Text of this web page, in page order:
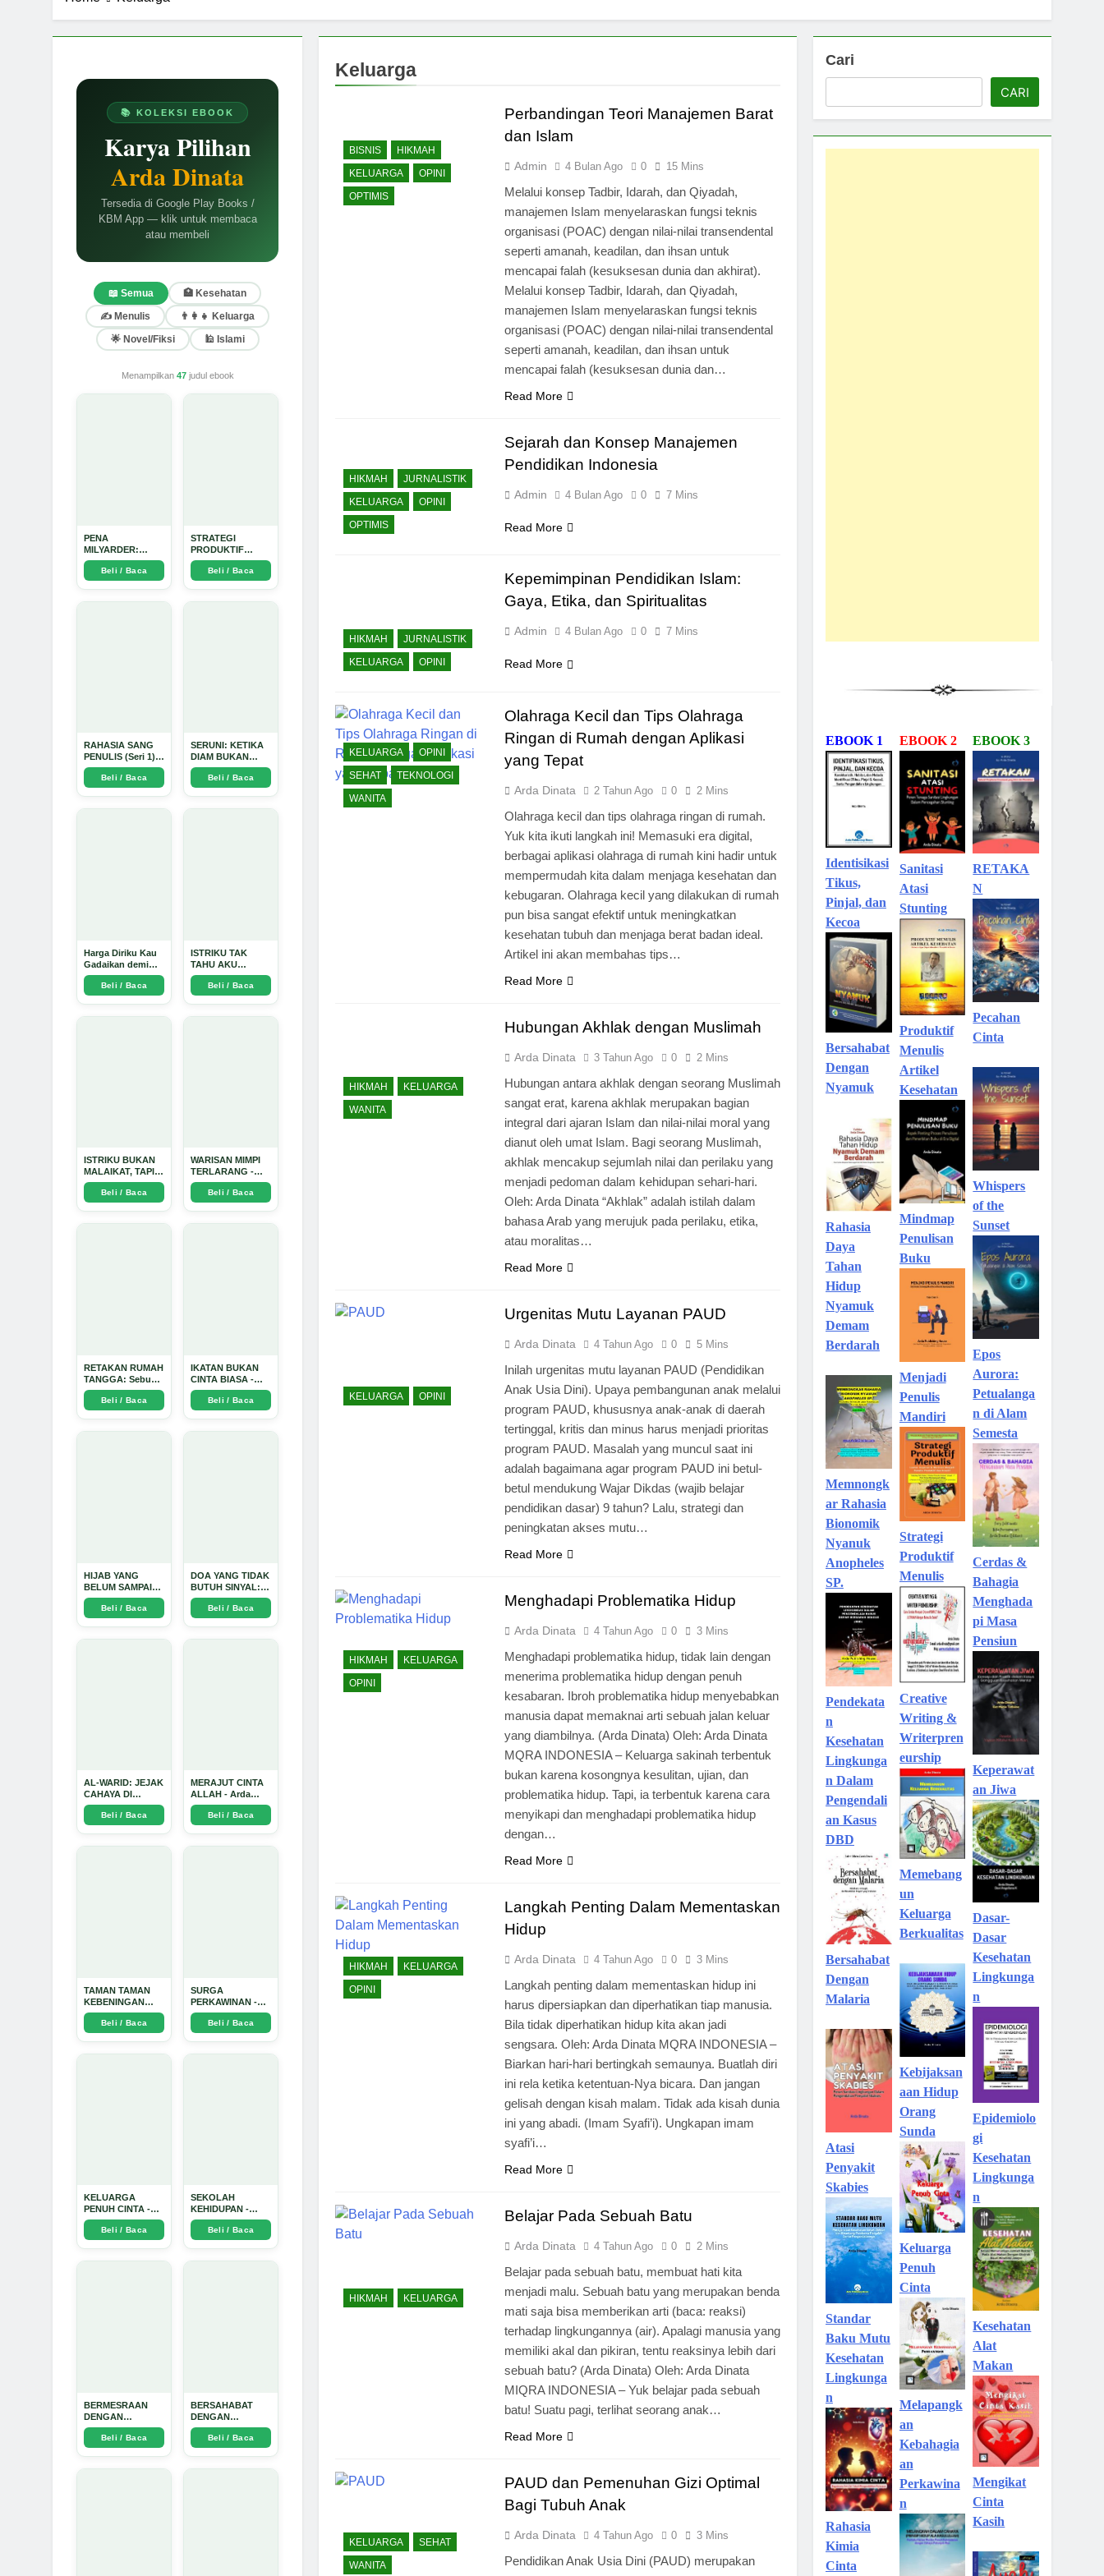
📚 KOLEKSI EBOOK
Karya Pilihan
Arda Dinata
Tersedia di Google Play Books /
KBM App — klik untuk membaca
atau membeli
📖 Semua
🏥 Kesehatan
✍️ Menulis
👨‍👩‍👧 Keluarga
🌟 Novel/Fiksi
🕌 Islami
Menampilkan 47judul ebook
PENA
MILYARDER:
Kisah, Rahasia
Sukses, dan
Panduan Menjadi
Beli / Baca
STRATEGI
PRODUKTIF
MENULIS UPDATE
- Arda Dinata
Beli / Baca
RAHASIA SANG
PENULIS (Seri 1) -
Arda Dinata
Beli / Baca
SERUNI: KETIKA
DIAM BUKAN
LAGI PILIHAN -
Arda Dinata
Beli / Baca
Harga Diriku Kau
Gadaikan demi
Perempuan Itu -
Arda Dinata
Beli / Baca
ISTRIKU TAK
TAHU AKU
PENGUSAHA
EMAS - Arda
Dinata
Beli / Baca
ISTRIKU BUKAN
MALAIKAT, TAPI
AKU JUGA TIDAK
SUCI - Arda Dinata
Beli / Baca
WARISAN MIMPI
TERLARANG -
Arda Dinata
Beli / Baca
RETAKAN RUMAH
TANGGA: Sebuah
Perjalanan
Emosional yang
Intim dan
Beli / Baca
IKATAN BUKAN
CINTA BIASA -
Arda Dinata
Beli / Baca
HIJAB YANG
BELUM SAMPAI
KE HATI: Ketika
Cinta Seorang
Ustadz Menjadi
Beli / Baca
DOA YANG TIDAK
BUTUH SINYAL:
Kisah Tiga Jiwa
yang Tersesat di
Era AI dan
Beli / Baca
AL-WARID: JEJAK
CAHAYA DI
ANTARA DUA
ZAMAN - Arda
Dinata
Beli / Baca
MERAJUT CINTA
ALLAH - Arda
Dinata
Beli / Baca
TAMAN TAMAN
KEBENINGAN
HATI - Arda Dinata
Beli / Baca
SURGA
PERKAWINAN -
Arda Dinata
Beli / Baca
KELUARGA
PENUH CINTA -
Arda Dinata
Beli / Baca
SEKOLAH
KEHIDUPAN -
Arda Dinata
Beli / Baca
BERMESRAAN
DENGAN
KEBAIKAN - Arda
DinataBeli / Baca
BERSAHABAT
DENGAN
NYAMUK: Jurus
Jitu Atasi Penyakit
Bersumber
Beli / Baca
Keluarga
BISNIS
HIKMAH
KELUARGA
OPINI
OPTIMIS
Perbandingan Teori Manajemen Barat
dan Islam
Admin 4 Bulan Ago 0 15 Mins
Melalui konsep Tadbir, Idarah, dan Qiyadah,
manajemen Islam menyelaraskan fungsi teknis
organisasi (POAC) dengan nilai-nilai transendental
seperti amanah, keadilan, dan ihsan untuk
mencapai falah (kesuksesan dunia dan akhirat).
Melalui konsep Tadbir, Idarah, dan Qiyadah,
manajemen Islam menyelaraskan fungsi teknis
organisasi (POAC) dengan nilai-nilai transendental
seperti amanah, keadilan, dan ihsan untuk
mencapai falah (kesuksesan dunia dan…
Read More
HIKMAH
JURNALISTIK
KELUARGA
OPINI
OPTIMIS
Sejarah dan Konsep Manajemen
Pendidikan Indonesia
Admin 4 Bulan Ago 0 7 Mins
Read More
HIKMAH
JURNALISTIK
KELUARGA
OPINI
Kepemimpinan Pendidikan Islam:
Gaya, Etika, dan Spiritualitas
Admin 4 Bulan Ago 0 7 Mins
Read More
KELUARGA
OPINI
SEHAT
TEKNOLOGI
WANITA
Olahraga Kecil dan Tips Olahraga
Ringan di Rumah dengan Aplikasi
yang Tepat
Arda Dinata 2 Tahun Ago 0 2 Mins
Olahraga kecil dan tips olahraga ringan di rumah.
Yuk kita ikuti langkah ini! Memasuki era digital,
berbagai aplikasi olahraga di rumah kini hadir untuk
mempermudah kita dalam menjaga kesehatan dan
kebugaran. Olahraga kecil yang dilakukan di rumah
pun bisa sangat efektif untuk meningkatkan
kesehatan tubuh dan menjaga berat badan ideal.
Artikel ini akan membahas tips…
Read More
HIKMAH
KELUARGA
WANITA
Hubungan Akhlak dengan Muslimah
Arda Dinata 3 Tahun Ago 0 2 Mins
Hubungan antara akhlak dengan seorang Muslimah
sangat erat, karena akhlak merupakan bagian
integral dari ajaran Islam dan nilai-nilai moral yang
dianut oleh umat Islam. Bagi seorang Muslimah,
akhlak mencakup sejumlah nilai dan perilaku yang
menjadi pedoman dalam kehidupan sehari-hari.
Oleh: Arda Dinata “Akhlak” adalah istilah dalam
bahasa Arab yang merujuk pada perilaku, etika,
atau moralitas…
Read More
KELUARGA OPINI
Urgenitas Mutu Layanan PAUD
Arda Dinata 4 Tahun Ago 0 5 Mins
Inilah urgenitas mutu layanan PAUD (Pendidikan
Anak Usia Dini). Upaya pembangunan anak melalui
program PAUD, khususnya anak-anak di daerah
tertinggal, kritis dan minus harus menjadi prioritas
program PAUD. Masalah yang muncul saat ini
adalah bagaimana agar program PAUD ini betul-
betul mendukung Wajar Dikdas (wajib belajar
pendidikan dasar) 9 tahun? Lalu, strategi dan
peningkatan akses mutu…
Read More
HIKMAH
KELUARGA
OPINI
Menghadapi Problematika Hidup
Arda Dinata 4 Tahun Ago 0 3 Mins
Menghadapi problematika hidup, tidak lain dengan
menerima problematika hidup dengan penuh
kesabaran. Ibroh problematika hidup menyebabkan
manusia dapat memaknai arti sebuah jalan keluar
yang diambilnya. (Arda Dinata) Oleh: Arda Dinata
MQRA INDONESIA – Keluarga sakinah terbentuk
bukan karena kosongnya kesulitan, ujian, dan
problematika hidup. Tapi, ia terbentuk karena cara
menyikapi dan menghadapi problematika hidup
dengan…
Read More
HIKMAH
KELUARGA
OPINI
Langkah Penting Dalam Mementaskan
Hidup
Arda Dinata 4 Tahun Ago 0 3 Mins
Langkah penting dalam mementaskan hidup ini
harus dipersiapkan dan diperhatikan tiap manusia.
Bila tidak diperhatikan hidup kita akan jadi
sengsara. Oleh: Arda Dinata MQRA INDONESIA –
Biarkan hari-hari bertingkah semaunya. Buatlah diri
ini rela ketika ketentuan-Nya bicara. Dan jangan
gelisah dengan kisah malam. Tidak ada kisah dunia
ini yang abadi. (Imam Syafi’i). Ungkapan imam
syafi’i…
Read More
HIKMAH KELUARGA
Belajar Pada Sebuah Batu
Arda Dinata 4 Tahun Ago 0 2 Mins
Belajar pada sebuah batu, membuat hati kita
menjadi malu. Sebuah batu yang merupakan benda
mati saja bisa memberikan arti (baca: reaksi)
terhadap lingkungannya (air). Apalagi manusia yang
memiliki akal dan pikiran, tentu reaksinya lebih dari
sebuah batu? (Arda Dinata) Oleh: Arda Dinata
MIQRA INDONESIA – Yuk belajar pada sebuah
batu! Suatu pagi, terlihat seorang anak…
Read More
KELUARGA
SEHAT
WANITA
PAUD dan Pemenuhan Gizi Optimal
Bagi Tubuh Anak
Arda Dinata 4 Tahun Ago 0 3 Mins
Pendidikan Anak Usia Dini (PAUD) merupakan
Cari
CARI
EBOOK 1
Identisikasi
Tikus,
Pinjal, dan
Kecoa
Bersahabat
Dengan
Nyamuk
Rahasia
Daya
Tahan
Hidup
Nyamuk
Demam
Berdarah
Memnongk
ar Rahasia
Bionomik
Nyanuk
Anopheles
SP.
Pendekata
n
Kesehatan
Lingkunga
n Dalam
Pengendali
an Kasus
DBD
Bersahabat
Dengan
Malaria
Atasi
Penyakit
Skabies
Standar
Baku Mutu
Kesehatan
Lingkunga
n
Rahasia
Kimia
Cinta
EBOOK 2
Sanitasi
Atasi
Stunting
Produktif
Menulis
Artikel
Kesehatan
Mindmap
Penulisan
Buku
Menjadi
Penulis
Mandiri
Strategi
Produktif
Menulis
Creative
Writing &
Writerpren
eurship
Memebang
un
Keluarga
Berkualitas
Kebijaksan
aan Hidup
Orang
Sunda
Keluarga
Penuh
Cinta
Melapangk
an
Kebahagia
an
Perkawina
n
EBOOK 3
RETAKA
N
Pecahan
Cinta
Whispers
of the
Sunset
Epos
Aurora:
Petualanga
n di Alam
Semesta
Cerdas &
Bahagia
Menghada
pi Masa
Pensiun
Keperawat
an Jiwa
Dasar-
Dasar
Kesehatan
Lingkunga
n
Epidemiolo
gi
Kesehatan
Lingkunga
n
Kesehatan
Alat
Makan
Mengikat
Cinta
Kasih